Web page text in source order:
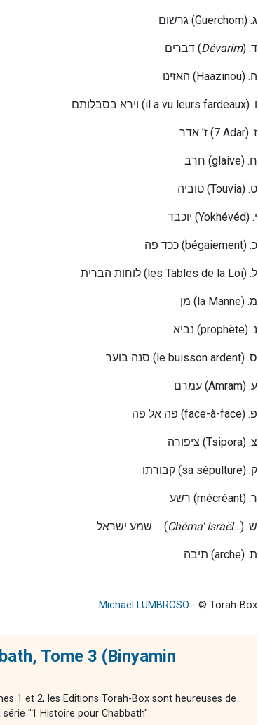
גרשום (Guerchom) .ג
דברים (Dévarim) .ד
האזינו (Haazinou) .ה
(il a vu leurs fardeaux) .ו
ז' אדר (7 Adar) .ז
חרב (glaive) .ח
טוביה (Touvia) .ט
יוכבד (Yokhévéd) .י
ככד פה (bégaiement) .כ
לוחות הברית (les Tables de la Loi) .ל
מן (la Manne) .מ
נביא (prophète) .נ
סנה בוער (le buisson ardent) .ס
עמרם (Amram) .ע
פה אל פה (face-à-face) .פ
ציפורה (Tsipora) .צ
(sa sépulture) .ק
רשע (mécréant) .ר
שמע ישראל ... (Chéma' Israël…) .ש
תיבה (arche) .ת
Michael LUMBROSO - © Torah-Box
Tome 3 (Binyamin
1 et 2, les Editions Torah-Box sont heureuses de
"1 Histoire pour Chabbath".